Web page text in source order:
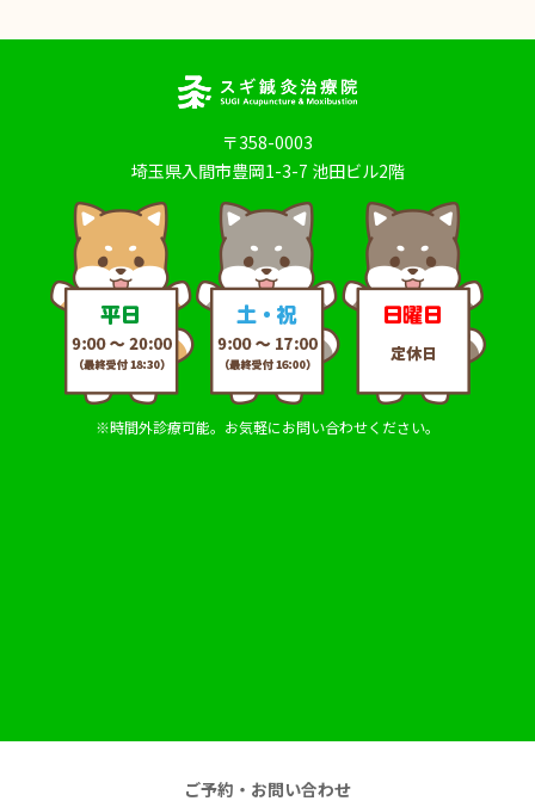
〒358-0003
埼玉県入間市豊岡1-3-7 池田ビル2階
※時間外診療可能。お気軽にお問い合わせください。
ご予約・お問い合わせ